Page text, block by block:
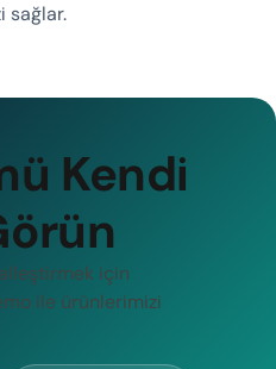
sağlar.
Kendi
için
ile ürünlerimizi